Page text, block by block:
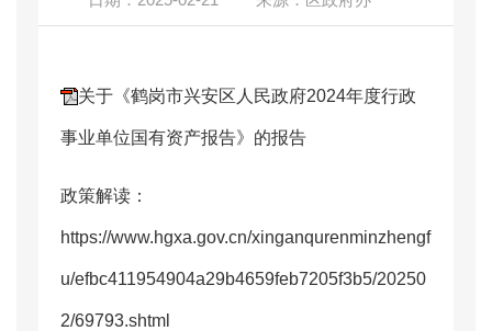
关于《鹤岗市兴安区人民政府2024年度行政
事业单位国有资产报告》的报告
政策解读：
https://www.hgxa.gov.cn/xinganqurenminzhengf
u/efbc411954904a29b4659feb7205f3b5/20250
2/69793.shtml